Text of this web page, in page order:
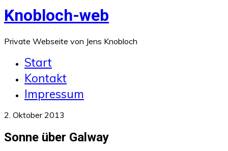
Knobloch-web
Private Webseite von Jens Knobloch
Start
Kontakt
Impressum
2. Oktober 2013
Sonne über Galway